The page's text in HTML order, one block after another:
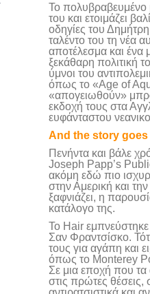
To πολυβραβευμένο
του και ετοιμάζει
οδηγίες του
ταλέντο του τη νέα
αποτέλεσμα και ένα
ξεκάθαρη πολιτική
ύμνοι του
όπως το «Age of
«απογειωθούν»
εκδοχή τους στα
ευφάνταστου
And the story goes
Πενήντα και βάλε
Joseph Papp’s
ακόμη εδώ πιο
στην Αμερική και
ξαφνιάζει, η
κατάλογο της.
Το Hair
Σαν Φραντσίσκο.
τους για αγάπη και
όπως το Monterey
Σε μια εποχή που τα
στις πρώτες